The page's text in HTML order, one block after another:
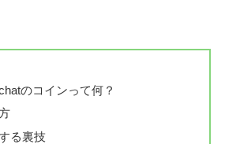
のコインって何？
る裏技